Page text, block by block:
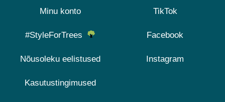
Minu konto
#StyleForTrees
Nõusoleku eelistused
Kasutustingimused
TikTok
Facebook
Instagram